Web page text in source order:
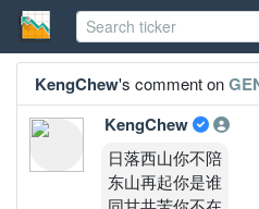
KengChew's comment on
KengChew
日落西山你不陪
东山再起你是谁